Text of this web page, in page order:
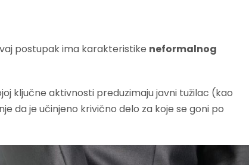
postupak ima karakteristike neformalnog
ključne aktivnosti preduzimaju javni tužilac (kao
da je učinjeno krivično delo za koje se goni po